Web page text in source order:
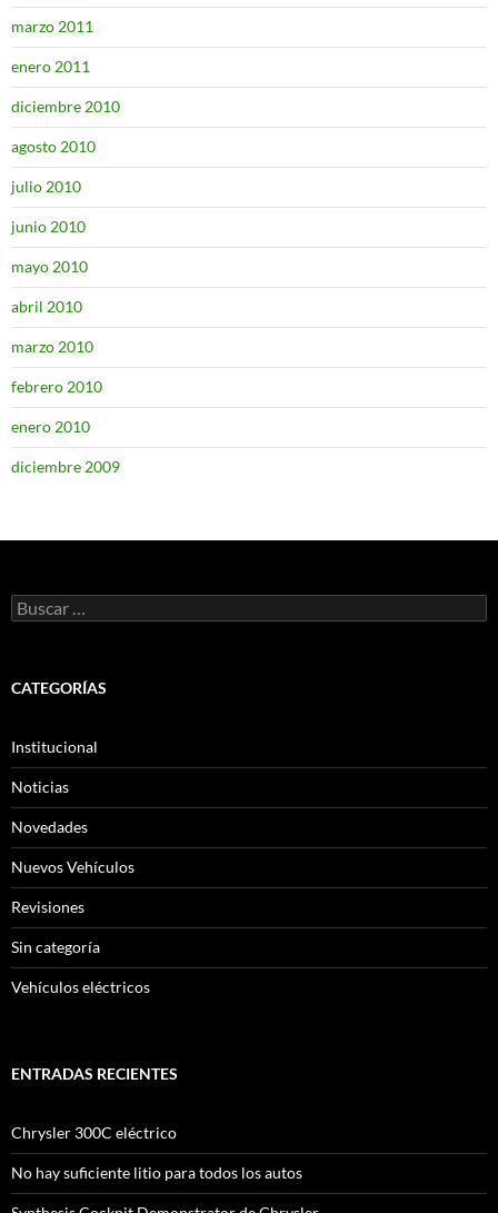
marzo 2011
enero 2011
diciembre 2010
agosto 2010
julio 2010
junio 2010
mayo 2010
abril 2010
marzo 2010
febrero 2010
enero 2010
diciembre 2009
Buscar:
CATEGORÍAS
Institucional
Noticias
Novedades
Nuevos Vehículos
Revisiones
Sin categoría
Vehículos eléctricos
ENTRADAS RECIENTES
Chrysler 300C eléctrico
No hay suficiente litio para todos los autos